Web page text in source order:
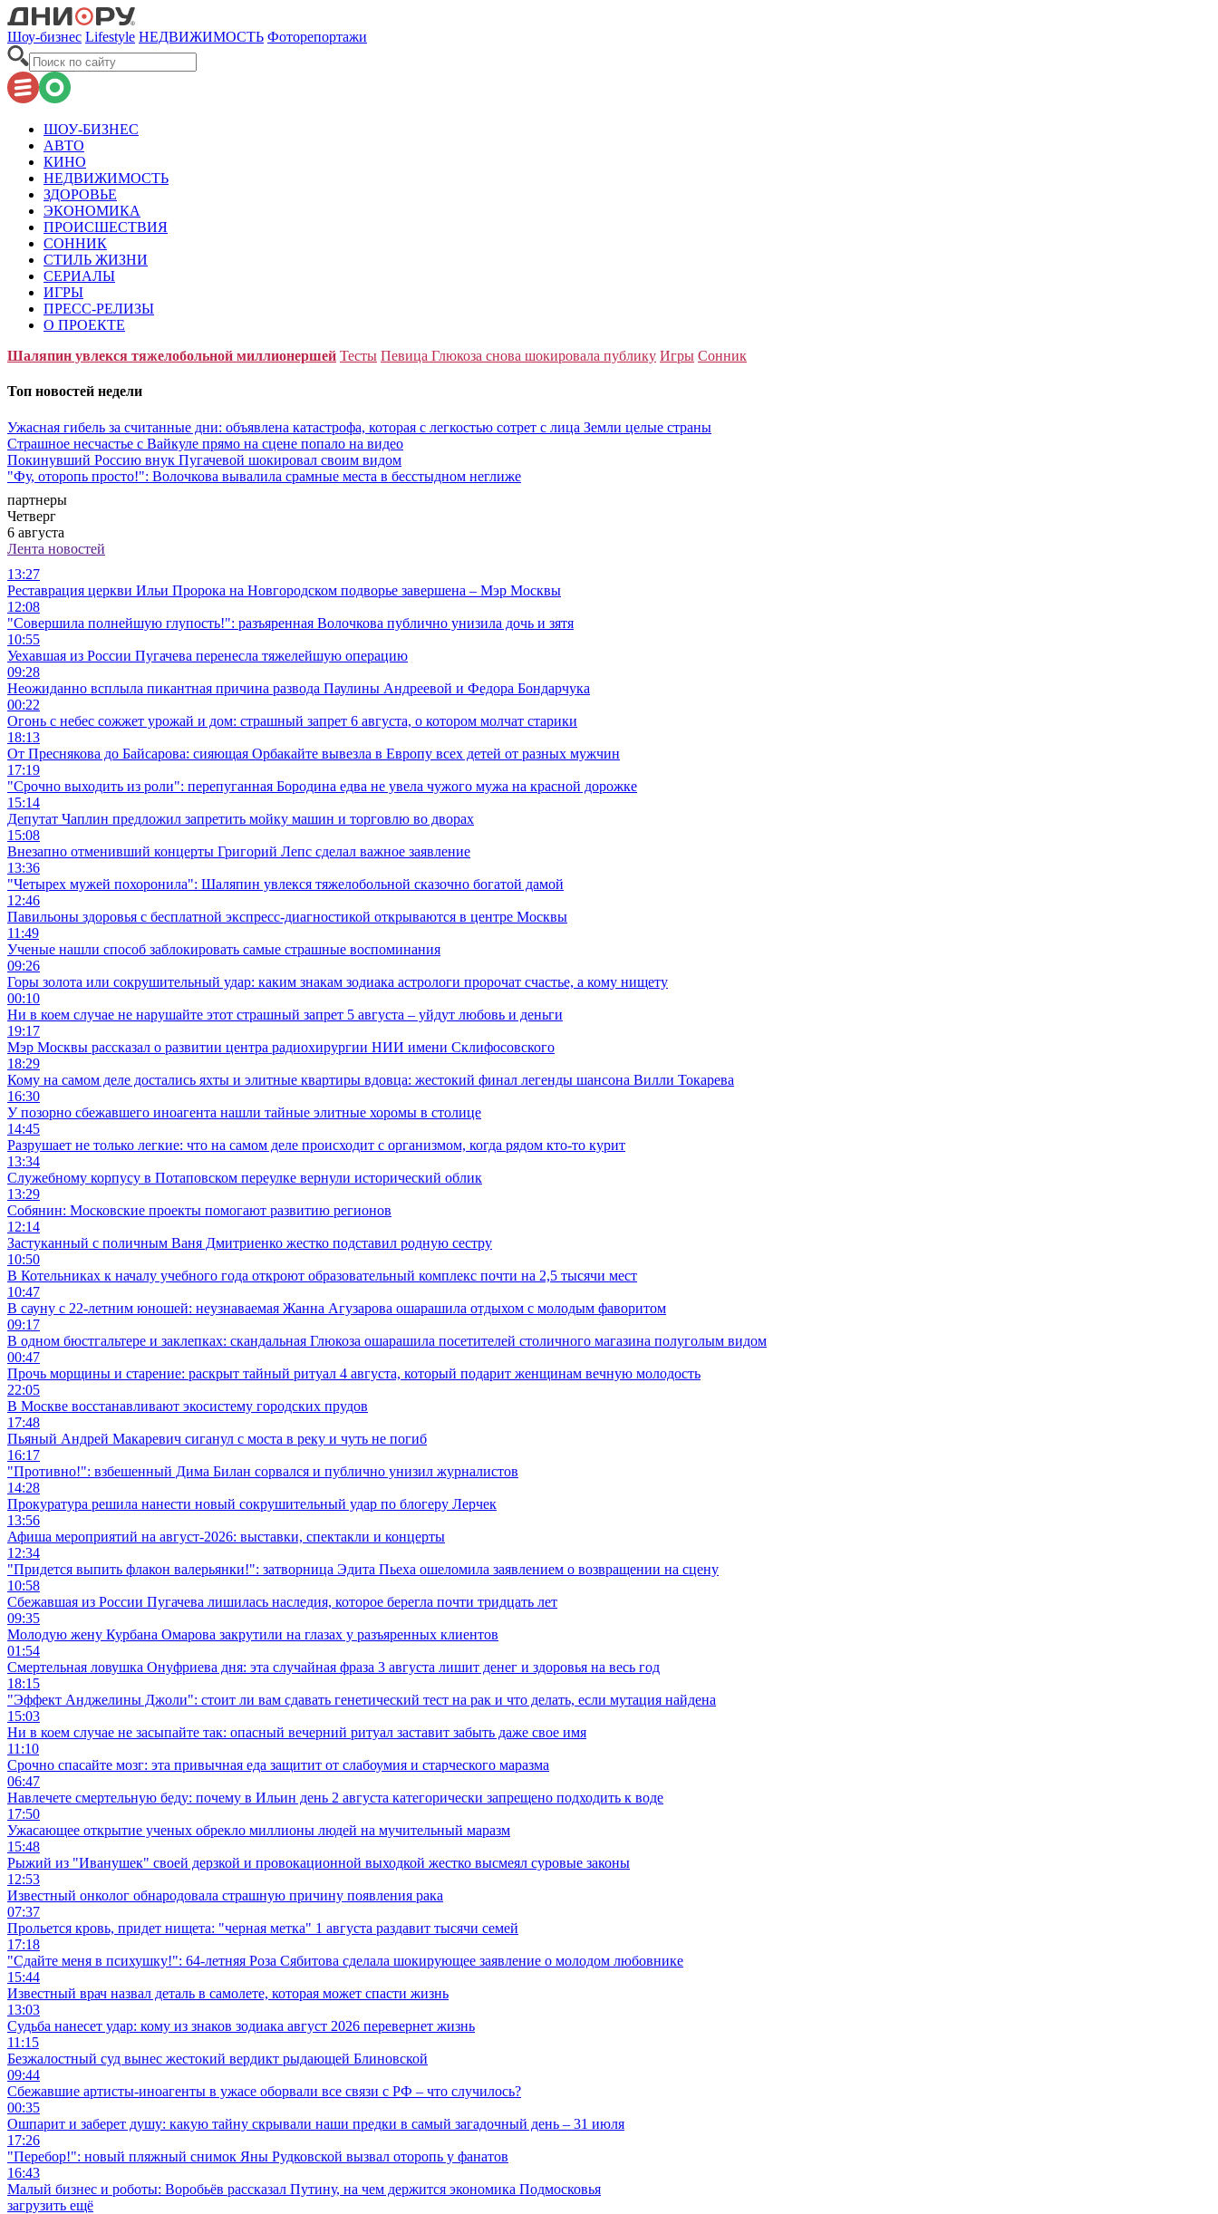
Шоу-бизнес Lifestyle НЕДВИЖИМОСТЬ Фоторепортажи
ШОУ-БИЗНЕС
АВТО
КИНО
НЕДВИЖИМОСТЬ
ЗДОРОВЬЕ
ЭКОНОМИКА
ПРОИСШЕСТВИЯ
СОННИК
СТИЛЬ ЖИЗНИ
СЕРИАЛЫ
ИГРЫ
ПРЕСС-РЕЛИЗЫ
О ПРОЕКТЕ
Шаляпин увлекся тяжелобольной миллионершей Тесты Певица Глюкоза снова шокировала публику Игры Сонник
Топ новостей недели
Ужасная гибель за считанные дни: объявлена катастрофа, которая с легкостью сотрет с лица Земли целые страны
Страшное несчастье с Вайкуле прямо на сцене попало на видео
Покинувший Россию внук Пугачевой шокировал своим видом
"Фу, оторопь просто!": Волочкова вывалила срамные места в бесстыдном неглиже
партнеры
Четверг
6 августа
Лента новостей
13:27
Реставрация церкви Ильи Пророка на Новгородском подворье завершена – Мэр Москвы
12:08
"Совершила полнейшую глупость!": разъяренная Волочкова публично унизила дочь и зятя
10:55
Уехавшая из России Пугачева перенесла тяжелейшую операцию
09:28
Неожиданно всплыла пикантная причина развода Паулины Андреевой и Федора Бондарчука
00:22
Огонь с небес сожжет урожай и дом: страшный запрет 6 августа, о котором молчат старики
18:13
От Преснякова до Байсарова: сияющая Орбакайте вывезла в Европу всех детей от разных мужчин
17:19
"Срочно выходить из роли": перепуганная Бородина едва не увела чужого мужа на красной дорожке
15:14
Депутат Чаплин предложил запретить мойку машин и торговлю во дворах
15:08
Внезапно отменивший концерты Григорий Лепс сделал важное заявление
13:36
"Четырех мужей похоронила": Шаляпин увлекся тяжелобольной сказочно богатой дамой
12:46
Павильоны здоровья с бесплатной экспресс-диагностикой открываются в центре Москвы
11:49
Ученые нашли способ заблокировать самые страшные воспоминания
09:26
Горы золота или сокрушительный удар: каким знакам зодиака астрологи пророчат счастье, а кому нищету
00:10
Ни в коем случае не нарушайте этот страшный запрет 5 августа – уйдут любовь и деньги
19:17
Мэр Москвы рассказал о развитии центра радиохирургии НИИ имени Склифосовского
18:29
Кому на самом деле достались яхты и элитные квартиры вдовца: жестокий финал легенды шансона Вилли Токарева
16:30
У позорно сбежавшего иноагента нашли тайные элитные хоромы в столице
14:45
Разрушает не только легкие: что на самом деле происходит с организмом, когда рядом кто-то курит
13:34
Служебному корпусу в Потаповском переулке вернули исторический облик
13:29
Собянин: Московские проекты помогают развитию регионов
12:14
Застуканный с поличным Ваня Дмитриенко жестко подставил родную сестру
10:50
В Котельниках к началу учебного года откроют образовательный комплекс почти на 2,5 тысячи мест
10:47
В сауну с 22-летним юношей: неузнаваемая Жанна Агузарова ошарашила отдыхом с молодым фаворитом
09:17
В одном бюстгальтере и заклепках: скандальная Глюкоза ошарашила посетителей столичного магазина полуголым видом
00:47
Прочь морщины и старение: раскрыт тайный ритуал 4 августа, который подарит женщинам вечную молодость
22:05
В Москве восстанавливают экосистему городских прудов
17:48
Пьяный Андрей Макаревич сиганул с моста в реку и чуть не погиб
16:17
"Противно!": взбешенный Дима Билан сорвался и публично унизил журналистов
14:28
Прокуратура решила нанести новый сокрушительный удар по блогеру Лерчек
13:56
Афиша мероприятий на август-2026: выставки, спектакли и концерты
12:34
"Придется выпить флакон валерьянки!": затворница Эдита Пьеха ошеломила заявлением о возвращении на сцену
10:58
Сбежавшая из России Пугачева лишилась наследия, которое берегла почти тридцать лет
09:35
Молодую жену Курбана Омарова закрутили на глазах у разъяренных клиентов
01:54
Смертельная ловушка Онуфриева дня: эта случайная фразa 3 августа лишит денег и здоровья на весь год
18:15
"Эффект Анджелины Джоли": стоит ли вам сдавать генетический тест на рак и что делать, если мутация найдена
15:03
Ни в коем случае не засыпайте так: опасный вечерний ритуал заставит забыть даже свое имя
11:10
Срочно спасайте мозг: эта привычная еда защитит от слабоумия и старческого маразма
06:47
Навлечете смертельную беду: почему в Ильин день 2 августа категорически запрещено подходить к воде
17:50
Ужасающее открытие ученых обрекло миллионы людей на мучительный маразм
15:48
Рыжий из "Иванушек" своей дерзкой и провокационной выходкой жестко высмеял суровые законы
12:53
Известный онколог обнародовала страшную причину появления рака
07:37
Прольется кровь, придет нищета: "черная метка" 1 августа раздавит тысячи семей
17:18
"Сдайте меня в психушку!": 64-летняя Роза Сябитова сделала шокирующее заявление о молодом любовнике
15:44
Известный врач назвал деталь в самолете, которая может спасти жизнь
13:03
Судьба нанесет удар: кому из знаков зодиака август 2026 перевернет жизнь
11:15
Безжалостный суд вынес жестокий вердикт рыдающей Блиновской
09:44
Сбежавшие артисты-иноагенты в ужасе оборвали все связи с РФ – что случилось?
00:35
Ошпарит и заберет душу: какую тайну скрывали наши предки в самый загадочный день – 31 июля
17:26
"Перебор!": новый пляжный снимок Яны Рудковской вызвал оторопь у фанатов
16:43
Малый бизнес и роботы: Воробьёв рассказал Путину, на чем держится экономика Подмосковья
загрузить ещё